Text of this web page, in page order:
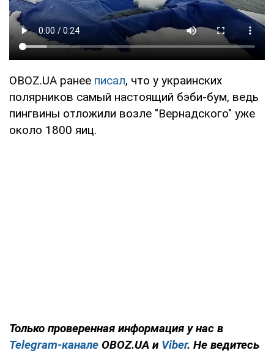
OBOZ.UA ранее писал, что у украинских
полярников самый настоящий бэби-бум, ведь
пингвины отложили возле "Вернадского" уже
около 1800 яиц.
Только проверенная информация у нас в
Telegram-канале OBOZ.UA и Viber. Не ведитесь